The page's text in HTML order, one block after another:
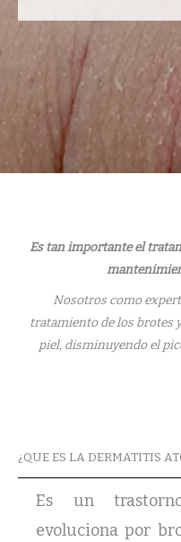
Es tan importante el
Nosotros como
tratamiento de los brotes
piel, disminuyendo el
¿QUE ES LA DERMATITIS
Es un
evoluciona por